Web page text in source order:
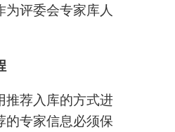
为评委会专家库人
推荐入库的方式进
的专家信息必须保